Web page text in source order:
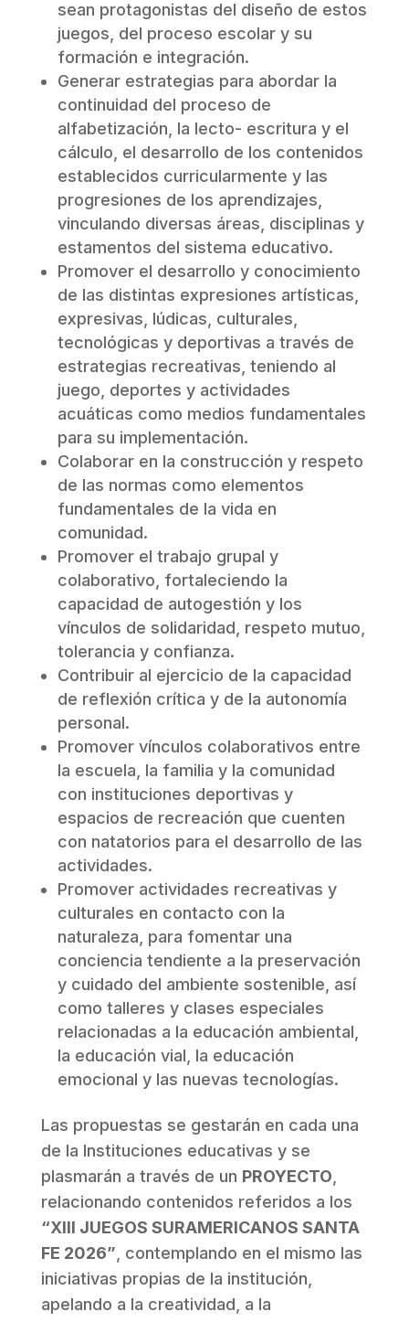
sean protagonistas del diseño de estos
juegos, del proceso escolar y su
formación e integración.
Generar estrategias para abordar la
continuidad del proceso de
alfabetización, la lecto- escritura y el
cálculo, el desarrollo de los contenidos
establecidos curricularmente y las
progresiones de los aprendizajes,
vinculando diversas áreas, disciplinas y
estamentos del sistema educativo.
Promover el desarrollo y conocimiento
de las distintas expresiones artísticas,
expresivas, lúdicas, culturales,
tecnológicas y deportivas a través de
estrategias recreativas, teniendo al
juego, deportes y actividades
acuáticas como medios fundamentales
para su implementación.
Colaborar en la construcción y respeto
de las normas como elementos
fundamentales de la vida en
comunidad.
Promover el trabajo grupal y
colaborativo, fortaleciendo la
capacidad de autogestión y los
vínculos de solidaridad, respeto mutuo,
tolerancia y confianza.
Contribuir al ejercicio de la capacidad
de reflexión crítica y de la autonomía
personal.
Promover vínculos colaborativos entre
la escuela, la familia y la comunidad
con instituciones deportivas y
espacios de recreación que cuenten
con natatorios para el desarrollo de las
actividades.
Promover actividades recreativas y
culturales en contacto con la
naturaleza, para fomentar una
conciencia tendiente a la preservación
y cuidado del ambiente sostenible, así
como talleres y clases especiales
relacionadas a la educación ambiental,
la educación vial, la educación
emocional y las nuevas tecnologías.
Las propuestas se gestarán en cada una
de la Instituciones educativas y se
plasmarán a través de un PROYECTO
relacionando contenidos referidos a los
“XIII JUEGOS SURAMERICANOS SANTA
FE 2026” , contemplando en el mismo las
iniciativas propias de la institución,
apelando a la creatividad, a la